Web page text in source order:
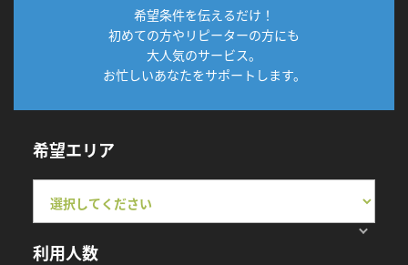
希望条件を伝えるだけ！
初めての方やリピーターの方にも
大人気のサービス。
お忙しいあなたをサポートします。
希望エリア
利用人数